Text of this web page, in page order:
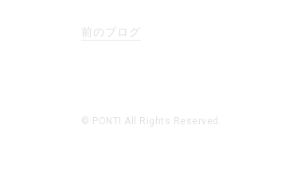
前のブログ
© PONTI All Rights Reserved.